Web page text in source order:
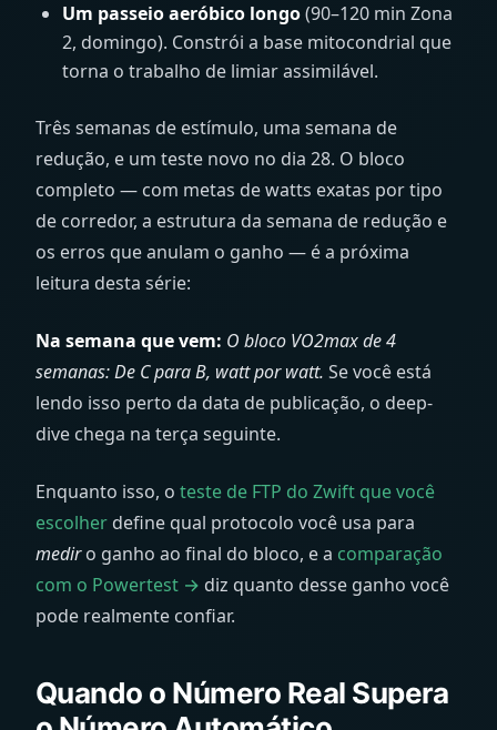
Um passeio aeróbico longo(90–120 min Zona
2, domingo). Constrói a base mitocondrial que
torna o trabalho de limiar assimilável.
Três semanas de estímulo, uma semana de
redução, e um teste novo no dia 28. O bloco
completo — com metas de watts exatas por tipo
de corredor, a estrutura da semana de redução e
os erros que anulam o ganho — é a próxima
leitura desta série:
Na semana que vem: O bloco VO2max de 4
semanas: De C para B, watt por watt. Se você está
lendo isso perto da data de publicação, o deep-
dive chega na terça seguinte.
Enquanto isso, o teste de FTP do Zwift que você
escolher define qual protocolo você usa para
mediro ganho ao final do bloco, e a comparação
com o Powertest → diz quanto desse ganho você
pode realmente confiar.
Quando o Número Real Supera